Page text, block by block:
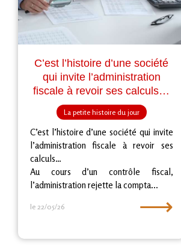
C’est l’histoire d’une société
qui invite l’administration
fiscale à revoir ses calculs…
La petite histoire du jour
C’est l’histoire d’une société qui invite
l’administration fiscale à revoir ses
calculs…
Au cours d’un contrôle fiscal,
l’administration rejette la compta...
le 22/05/26 ⟶